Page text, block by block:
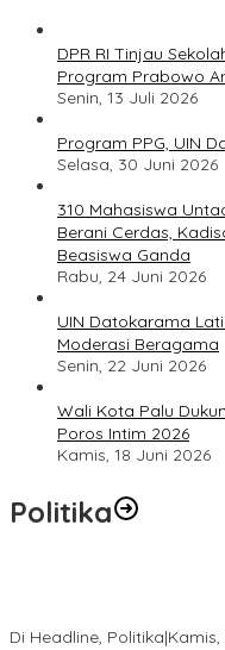
DPR RI Tinjau
Program Prabowo
Senin, 13 Juli 2026
Program PPG, UIN
Selasa, 30 Juni 2026
310 Mahasiswa
Berani Cerdas,
Beasiswa Ganda
Rabu, 24 Juni 2026
UIN Datokarama
Moderasi Beragama
Senin, 22 Juni 2026
Wali Kota Palu
Poros Intim 2026
Kamis, 18 Juni 2026
Politika
Di Headline, Politika|